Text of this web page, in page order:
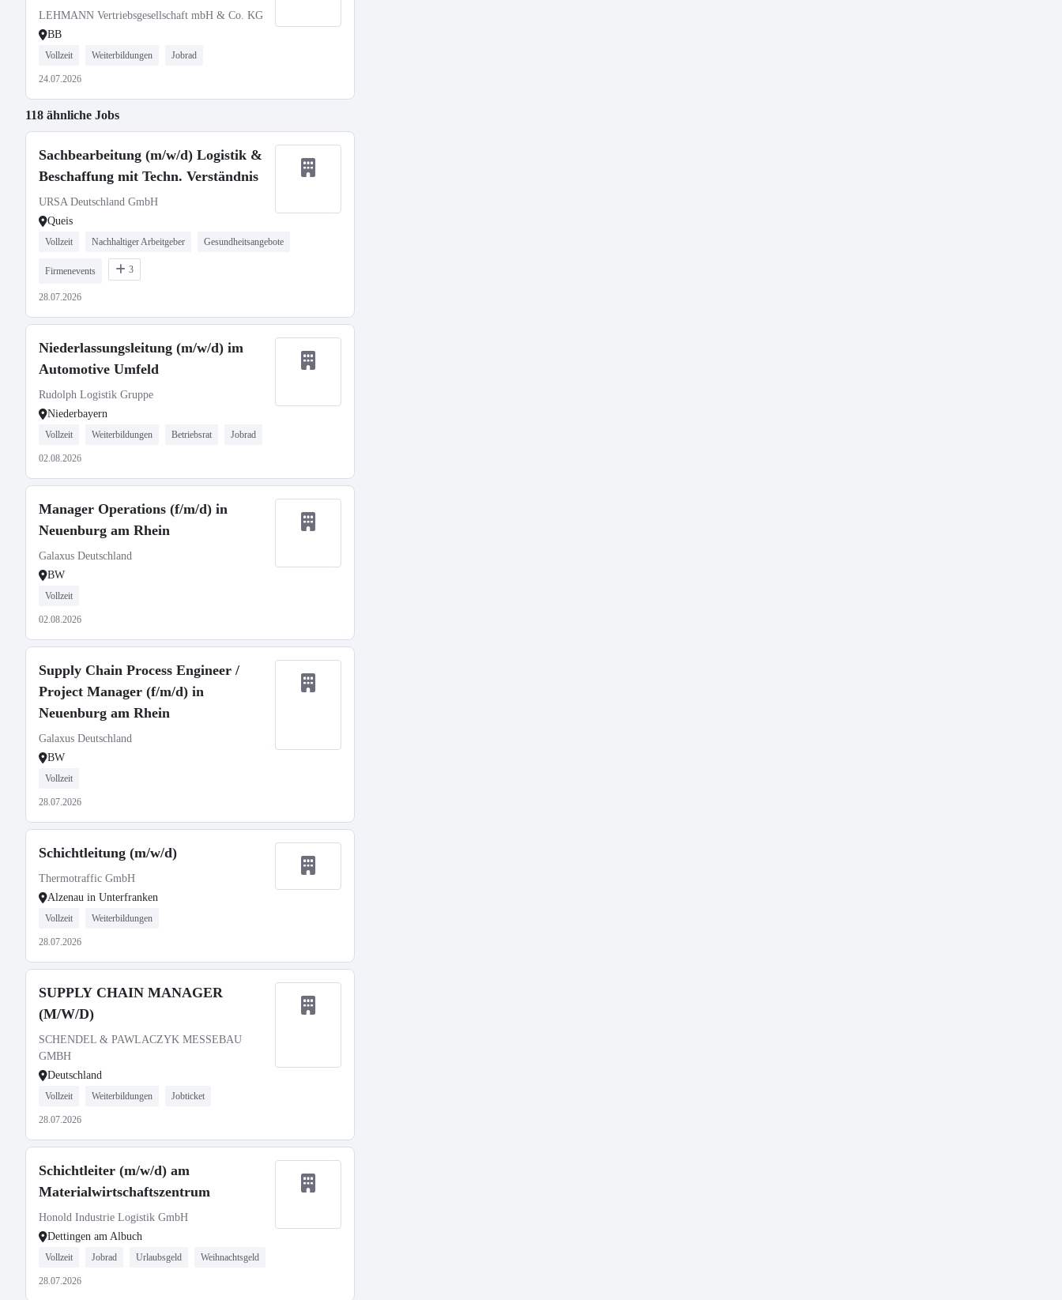
LEHMANN Vertriebsgesellschaft mbH & Co. KG
BB
Vollzeit Weiterbildungen Jobrad
24.07.2026
118 ähnliche Jobs
Sachbearbeitung (m/w/d) Logistik &
Beschaffung mit Techn. Verständnis
URSA Deutschland GmbH
Queis
Vollzeit Nachhaltiger Arbeitgeber Gesundheitsangebote
Firmenevents 3
28.07.2026
Niederlassungsleitung (m/w/d) im
Automotive Umfeld
Rudolph Logistik Gruppe
Niederbayern
Vollzeit Weiterbildungen Betriebsrat Jobrad
02.08.2026
Manager Operations (f/m/d) in
Neuenburg am Rhein
Galaxus Deutschland
BW
Vollzeit
02.08.2026
Supply Chain Process Engineer /
Project Manager (f/m/d) in
Neuenburg am Rhein
Galaxus Deutschland
BW
Vollzeit
28.07.2026
Schichtleitung (m/w/d)
Thermotraffic GmbH
Alzenau in Unterfranken
Vollzeit Weiterbildungen
28.07.2026
SUPPLY CHAIN MANAGER
(M/W/D)
SCHENDEL & PAWLACZYK MESSEBAU
GMBH
Deutschland
Vollzeit Weiterbildungen Jobticket
28.07.2026
Schichtleiter (m/w/d) am
Materialwirtschaftszentrum
Honold Industrie Logistik GmbH
Dettingen am Albuch
Vollzeit Jobrad Urlaubsgeld Weihnachtsgeld
28.07.2026